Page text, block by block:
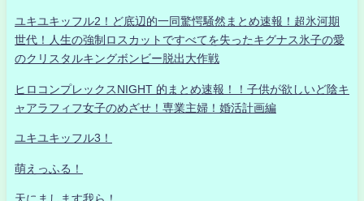
ユキユキッフル2！ど底辺的一同驚愕騒然まとめ速報！超氷河期
世代！人生の強制ロスカットですべてを失ったキグナス氷子の愛
のクリスタルキングボンビー脱出大作戦
ヒロコンプレックスNIGHT 的まとめ速報！！子供が欲しいど陰キ
ャアラフィフ女子のめざせ！専業主婦！婚活計画編
ユキユキッフル3！
萌えっふる！
天にまします我ら！